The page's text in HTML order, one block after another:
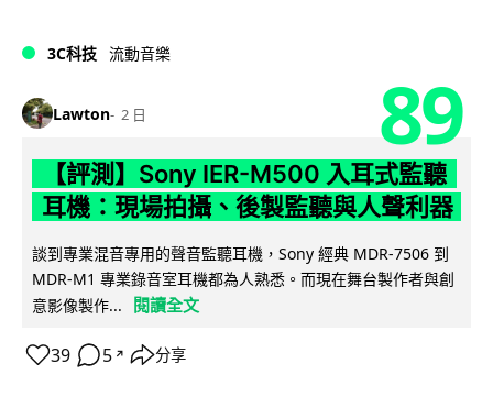
3C科技 流動音樂
Lawton 2 日 89
【評測】Sony IER-M500 入耳式監聽
耳機：現場拍攝、後製監聽與人聲利器
談到專業混音專用的聲音監聽耳機，Sony 經典 MDR-7506 到
MDR-M1 專業錄音室耳機都為人熟悉。而現在舞台製作者與創
意影像製作...
閱讀全文
39 5 ↗ 分享